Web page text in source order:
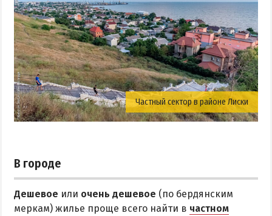
Частный сектор в районе Лиски
В городе
Дешевое или очень дешевое (по бердянским
меркам) жилье проще всего найти в частном